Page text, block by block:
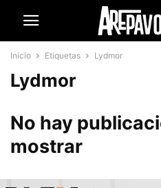
Inicio Etiquetas Lydmor
Lydmor
No hay
mostrar